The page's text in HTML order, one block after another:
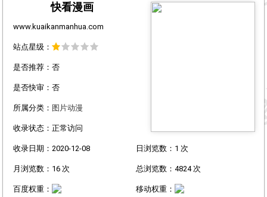
快看漫画
www.kuaikanmanhua.com
站点星级：
是否推荐：否
是否快审：否
所属分类： 图片动漫
收录状态：正常访问
收录日期：2020-12-08 日浏览数：1 次
月浏览数：16 次 总浏览数：4824 次
百度权重： 移动权重：